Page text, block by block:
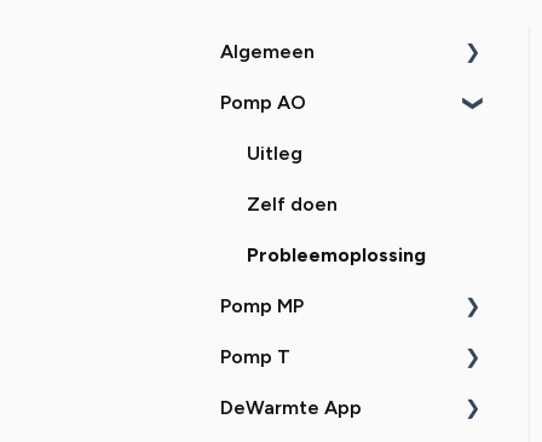
Algemeen
Uitleg
Zelf doen
Probleemoplossing
Pomp AO
Uitleg
Zelf doen
Probleemoplossing
Pomp MP
Uitleg
Zelf doen
Pomp T
Uitleg
DeWarmte App